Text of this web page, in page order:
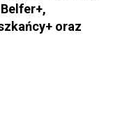
oraz